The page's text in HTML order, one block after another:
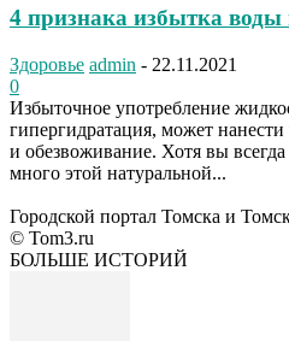
4 признака избытка воды
Здоровье admin - 22.11.2021
0
Избыточное употребление
гипергидратация, может
и обезвоживание. Хотя вы
много этой натуральной...
Городской портал Томска и
© Tom3.ru
БОЛЬШЕ ИСТОРИЙ